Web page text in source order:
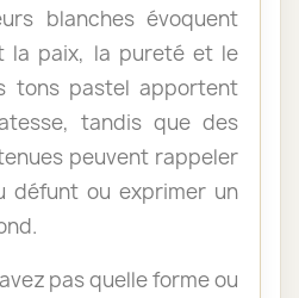
blanches évoquent
la paix, la pureté et le
tons pastel apportent
tandis que des
peuvent rappeler
défunt ou exprimer un
pas quelle forme ou